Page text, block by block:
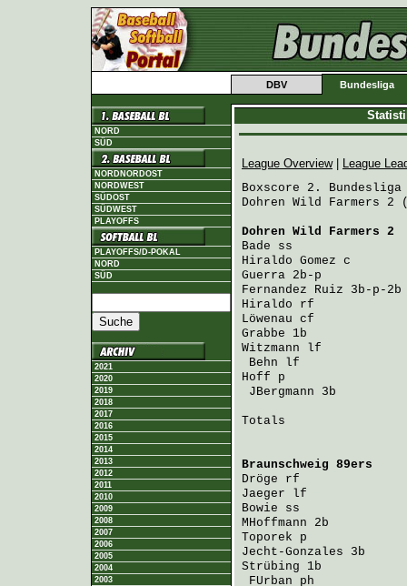
DBV Bundesliga
NORD
SÜD
NORDNORDOST
NORDWEST
SÜDOST
SÜDWEST
PLAYOFFS
PLAYOFFS/D-POKAL
NORD
SÜD
2021
2020
2019
2018
2017
2016
2015
2014
2013
2012
2011
2010
2009
2008
2007
2006
2005
2004
2003
League Overview|
League
Boxscore 2.
Dohren Wild Farmers
Dohren Wild Farmers 2
Bade ss
Hiraldo Gomez c
Guerra 2b-p
Fernandez Ruiz 3b-p-
Hiraldo rf
Löwenau cf
Grabbe 1b
Witzmann lf
Behn lf
Hoff p
JBergmann 3b
Totals
Braunschweig 89ers
Dröge rf
Jaeger lf
Bowie ss
MHoffmann 2b
Toporek p
Jecht-Gonzales 3b
Strübing 1b
FUrban ph